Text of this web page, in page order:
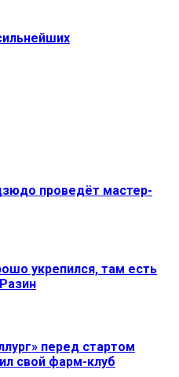
проведёт мастер-
укрепился, там есть
перед стартом
свой фарм-клуб